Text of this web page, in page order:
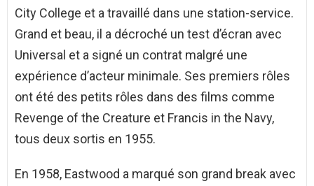
City College et a travaillé dans une station-service.
Grand et beau, il a décroché un test d’écran avec
Universal et a signé un contrat malgré une
expérience d’acteur minimale. Ses premiers rôles
ont été des petits rôles dans des films comme
Revenge of the Creature et Francis in the Navy,
tous deux sortis en 1955.
En 1958, Eastwood a marqué son grand break avec